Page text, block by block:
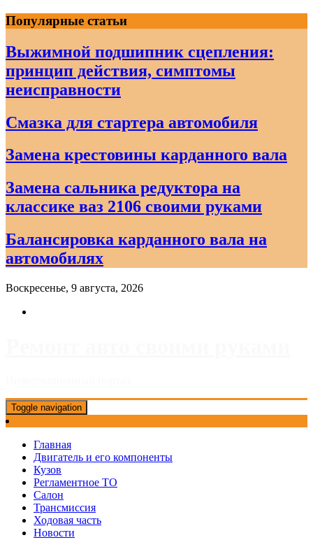
Skip
to
content
Популярные статьи
Выжимной подшипник сцепления:
принцип действия, симптомы
неисправности
Смазка для стартера автомобиля
Замена крестовины карданного вала
Замена сальника редуктора на
классике ваз 2106 своими руками
Балансировка карданного вала на
автомобилях
Воскресенье, 9 августа, 2026
Toggle navigation
Главная
Двигатель и его компоненты
Кузов
Регламентное ТО
Салон
Трансмиссия
Ходовая часть
Новости